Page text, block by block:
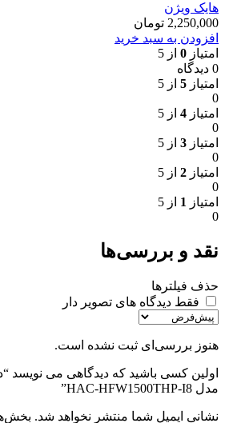
هایک ویژن
2,250,000 تومان
افزودن به سبد خرید
امتیاز 0 از 5
0 دیدگاه
امتیاز 5 از 5
0
امتیاز 4 از 5
0
امتیاز 3 از 5
0
امتیاز 2 از 5
0
امتیاز 1 از 5
0
نقد و بررسی‌ها
حذف فیلترها
فقط دیدگاه های تصویر دار
هنوز بررسی‌ای ثبت نشده است.
اولین کسی باشید که دیدگاهی می نویسد
مدل HAC-HFW1500THP-I8”
نشانی ایمیل شما منتشر نخواهد شد.